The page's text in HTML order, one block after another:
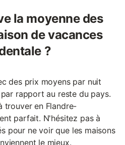
la moyenne des
de vacances
?
des prix moyens par nuit
rapport au reste du pays.
trouver en Flandre-
parfait. N'hésitez pas à
pour ne voir que les maisons
le mieux.